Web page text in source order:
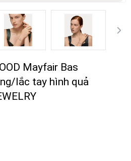
Mayfair Bas
lắc tay hình quả